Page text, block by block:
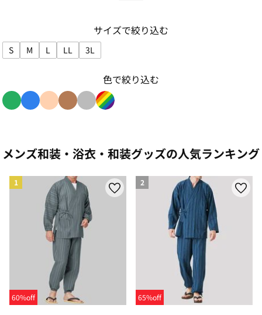
サイズで絞り込む
S
サイズで絞り込み: S
M
サイズで絞り込み: M
L
サイズで絞り込み: L
LL
サイズで絞り込み: LL
3L
サイズで絞り込み: 3L
色で絞り込む
メンズ和装・浴衣・和装グッズの人気ランキング
1
60%off
2
65%off